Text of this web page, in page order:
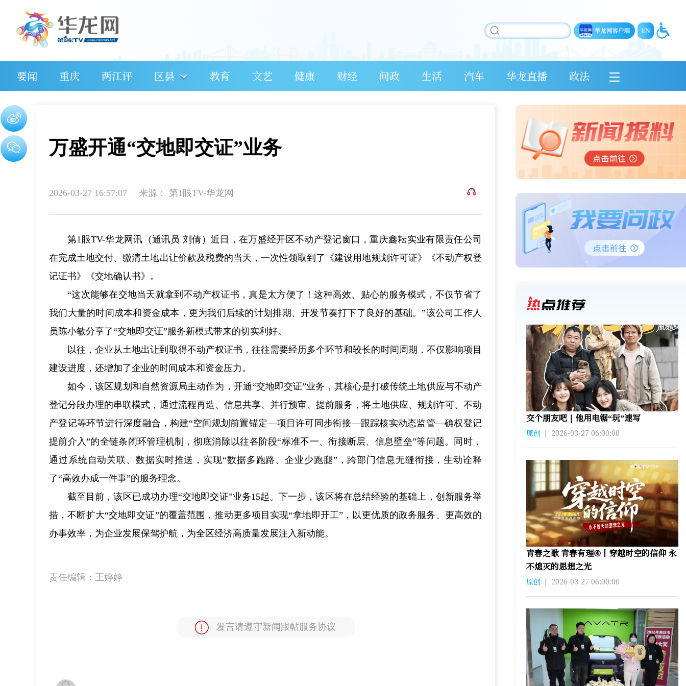
要闻 重庆 两江评 区县 教育 文艺 健康 财经 问政 生活 汽车 华龙直播 政法
万盛开通“交地即交证”业务
2026-03-27 16:57:07 来源： 第1眼TV-华龙网
第1眼TV-华龙网讯（通讯员 刘倩）近日，在万盛经开区不动产登记窗口，重庆鑫耘实业有限责任公司
在完成土地交付、缴清土地出让价款及税费的当天，一次性领取到了《建设用地规划许可证》《不动产权登
记证书》《交地确认书》。
“这次能够在交地当天就拿到不动产权证书，真是太方便了！这种高效、贴心的服务模式，不仅节省了
我们大量的时间成本和资金成本，更为我们后续的计划排期、开发节奏打下了良好的基础。”该公司工作人
员陈小敏分享了“交地即交证”服务新模式带来的切实利好。
以往，企业从土地出让到取得不动产权证书，往往需要经历多个环节和较长的时间周期，不仅影响项目
建设进度，还增加了企业的时间成本和资金压力。
如今，该区规划和自然资源局主动作为，开通“交地即交证”业务，其核心是打破传统土地供应与不动产
登记分段办理的串联模式，通过流程再造、信息共享、并行预审、提前服务，将土地供应、规划许可、不动
产登记等环节进行深度融合，构建“空间规划前置锚定—项目许可同步衔接—跟踪核实动态监管—确权登记
提前介入”的全链条闭环管理机制，彻底消除以往各阶段“标准不一、衔接断层、信息壁垒”等问题。同时，
通过系统自动关联、数据实时推送，实现“数据多跑路、企业少跑腿”，跨部门信息无缝衔接，生动诠释
了“高效办成一件事”的服务理念。
截至目前，该区已成功办理“交地即交证”业务15起。下一步，该区将在总结经验的基础上，创新服务举
措，不断扩大“交地即交证”的覆盖范围，推动更多项目实现“拿地即开工”，以更优质的政务服务、更高效的
办事效率，为企业发展保驾护航，为全区经济高质量发展注入新动能。
责任编辑： 王婷婷
发言请遵守新闻跟帖服务协议
交个朋友吧｜他用电锯“玩”速写
原创 | 2026-03-27 06:00:00
青春之歌 青春有理④丨穿越时空的信仰 永
不熄灭的思想之光
原创 | 2026-03-27 06:00:00